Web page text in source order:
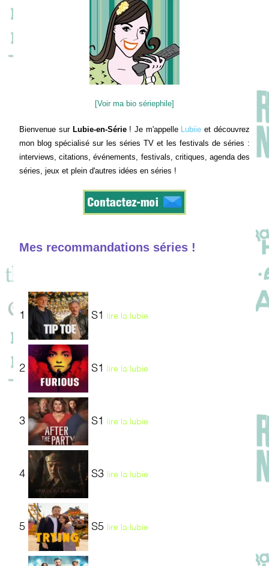
[Voir ma bio sériephile]
Bienvenue sur Lubie-en-Série! Je m'appelle Lubiie et découvrez
mon blog spécialisé sur les séries TV et les festivals de séries :
interviews, citations, événements, festivals, critiques, agenda des
séries, jeux et plein d'autres idées en séries !
Mes recommandations séries !
1 S1 lire la lubie
2 S1 lire la lubie
3 S1 lire la lubie
4 S3 lire la lubie
5 S5 lire la lubie